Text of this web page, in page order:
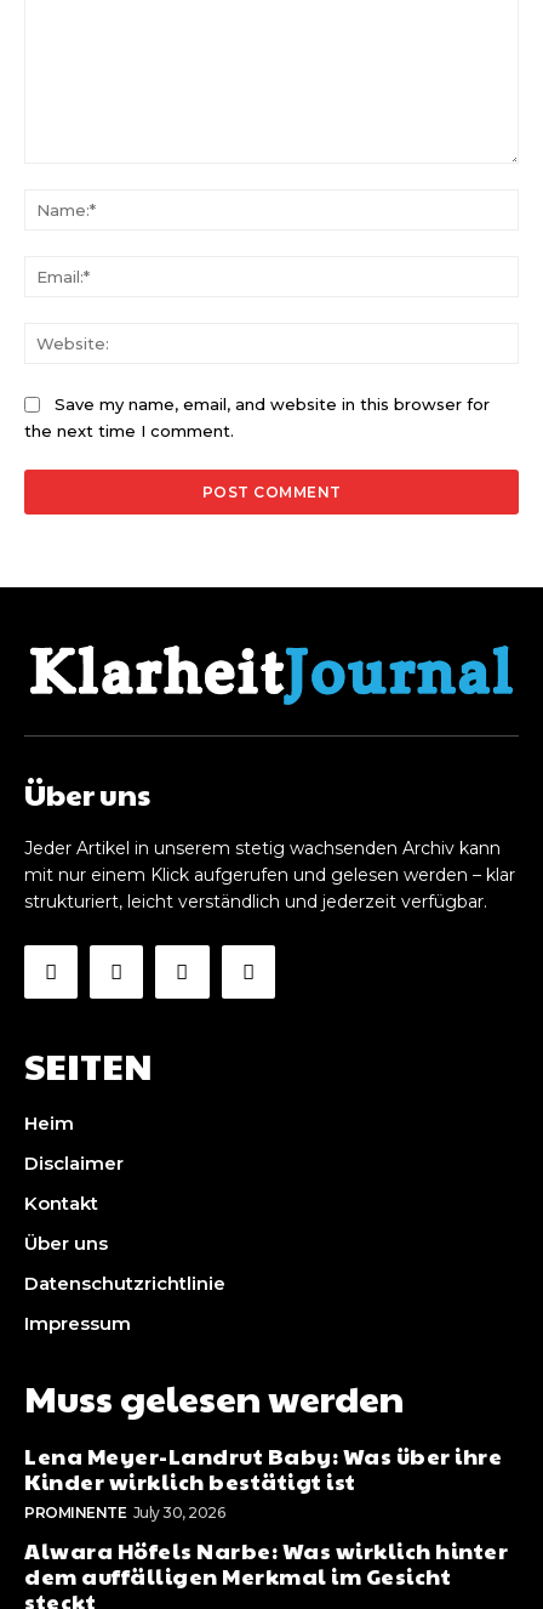
Save my name, email, and website in this browser for
the next time I comment.
Über uns
Jeder Artikel in unserem stetig wachsenden Archiv kann
mit nur einem Klick aufgerufen und gelesen werden – klar
strukturiert, leicht verständlich und jederzeit verfügbar.
SEITEN
Heim
Disclaimer
Kontakt
Über uns
Datenschutzrichtlinie
Impressum
Muss gelesen werden
Lena Meyer-Landrut Baby: Was über ihre
Kinder wirklich bestätigt ist
PROMINENTE July 30, 2026
Alwara Höfels Narbe: Was wirklich hinter
dem auffälligen Merkmal im Gesicht
steckt